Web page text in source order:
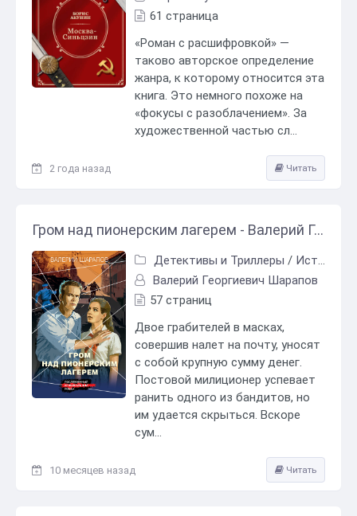
61 страница
«Роман с расшифровкой» —
таково авторское определение
жанра, к которому относится эта
книга. Это немного похоже на
«фокусы с разоблачением». За
художественной частью сл...
2 года назад Читать
Гром над пионерским лагерем - Валерий Георгиевич Шарапов
Детективы и Триллеры / Исторический детектив
Валерий Георгиевич Шарапов
57 страниц
Двое грабителей в масках,
совершив налет на почту, уносят
с собой крупную сумму денег.
Постовой милиционер успевает
ранить одного из бандитов, но
им удается скрыться. Вскоре
сум...
10 месяцев назад Читать